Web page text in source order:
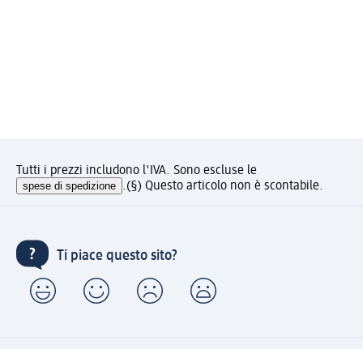
Tutti i prezzi includono l'IVA. Sono escluse le
spese di spedizione .(§) Questo articolo non è scontabile.
Ti piace questo sito?